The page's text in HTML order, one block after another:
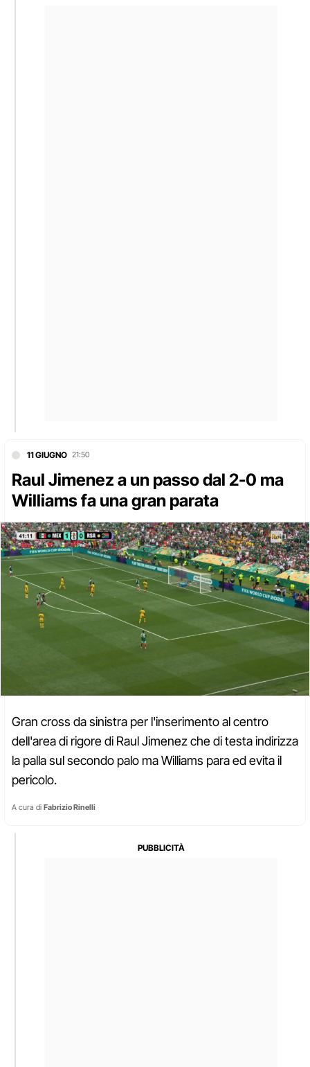
11 GIUGNO 21:50
Raul Jimenez a un passo dal 2-0 ma
Williams fa una gran parata
Gran cross da sinistra per l'inserimento al centro
dell'area di rigore di Raul Jimenez che di testa indirizza
la palla sul secondo palo ma Williams para ed evita il
pericolo.
A cura di Fabrizio Rinelli